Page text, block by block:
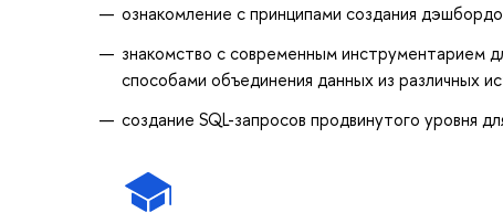
ознакомление с принципами создания
знакомство с современным инструментарием
способами объединения данных из различных
создание SQL-запросов продвинутого уровня